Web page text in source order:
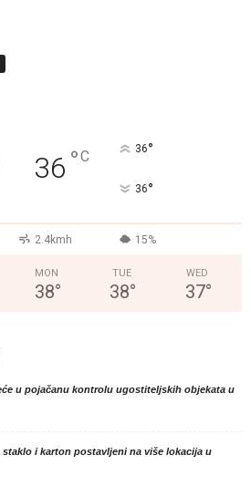
36 °C 36°
36°
2.4kmh 15%
MON
38°
TUE
38°
WED
37°
u pojačanu kontrolu ugostiteljskih objekata u
i karton postavljeni na više lokacija u